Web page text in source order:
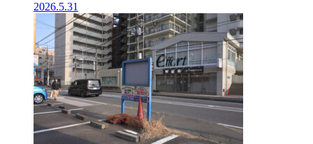
2026.5.31